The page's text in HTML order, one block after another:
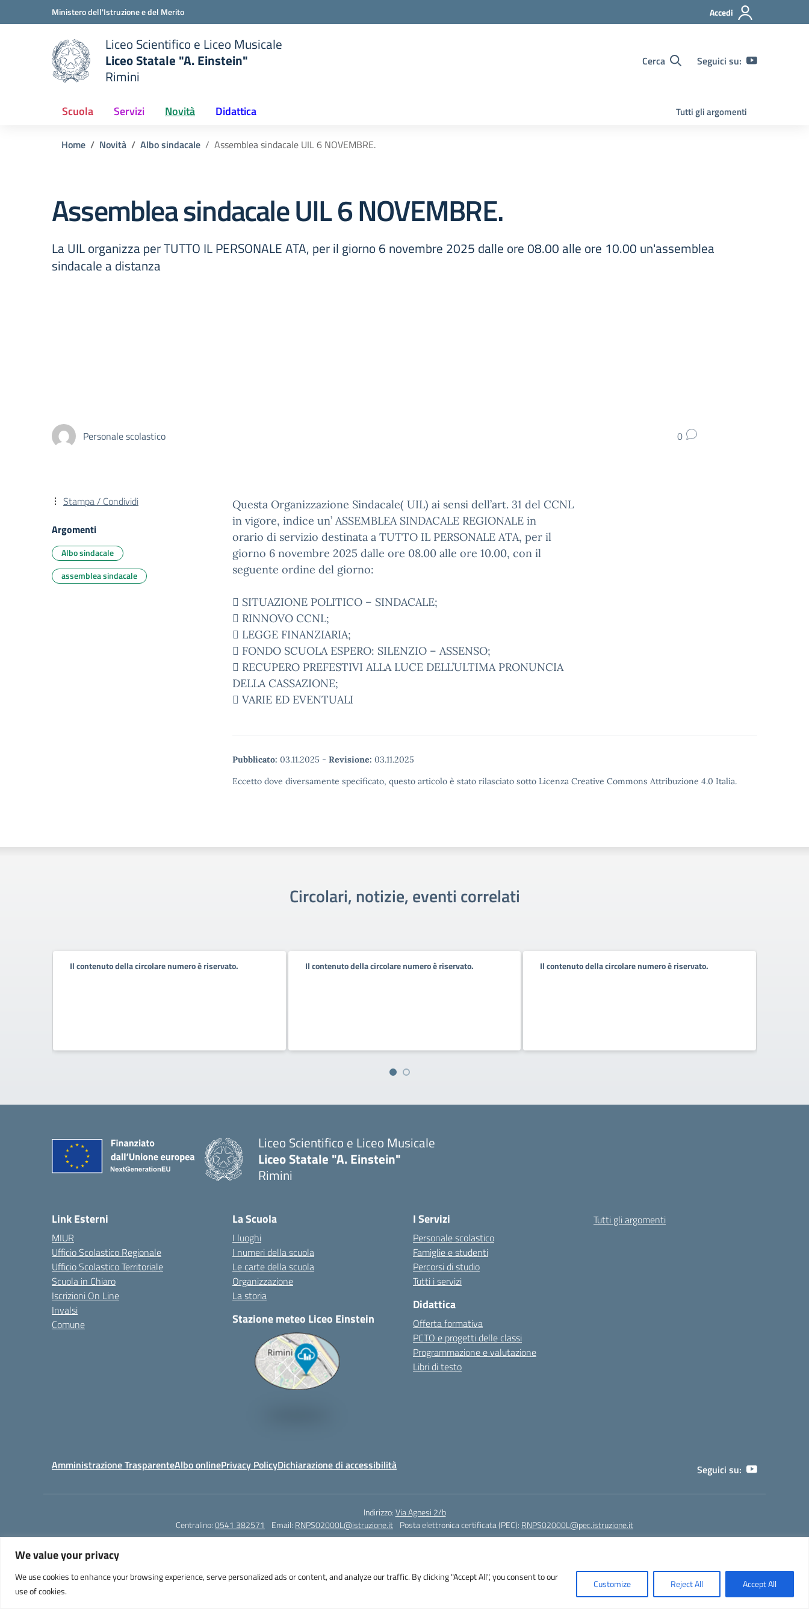
We value your privacy
We use cookies to enhance your browsing experience, serve personalized ads or content, and analyze our traffic. By clicking "Accept All", you consent to our
use of cookies.
Customize Reject All Accept All
Vai ai contenuti
Vai al menu di navigazioneMinistero dell'Istruzione e del Merito Accedi
scuola
Liceo Scientifico e Liceo Musicale
Liceo Statale "A. Einstein"
Rimini
Cerca Seguici su:
Scuola Servizi Novità Didattica Tutti gli argomenti
Home Novità Albo sindacale Assemblea sindacale UIL 6 NOVEMBRE.
Assemblea sindacale UIL 6 NOVEMBRE.
La UIL organizza per TUTTO IL PERSONALE ATA, per il giorno 6 novembre 2025 dalle ore 08.00 alle ore 10.00 un'assemblea
sindacale a distanza
Personale scolastico 0
Questa Organizzazione Sindacale( UIL) ai sensi dell’art. 31 del CCNL
in vigore, indice un’ ASSEMBLEA SINDACALE REGIONALE in
orario di servizio destinata a TUTTO IL PERSONALE ATA, per il
giorno 6 novembre 2025 dalle ore 08.00 alle ore 10.00, con il
seguente ordine del giorno:
 SITUAZIONE POLITICO – SINDACALE;
 RINNOVO CCNL;
 LEGGE FINANZIARIA;
 FONDO SCUOLA ESPERO: SILENZIO – ASSENSO;
 RECUPERO PREFESTIVI ALLA LUCE DELL’ULTIMA PRONUNCIA
DELLA CASSAZIONE;
 VARIE ED EVENTUALI
Pubblicato: 03.11.2025 - Revisione: 03.11.2025
Eccetto dove diversamente specificato, questo articolo è stato rilasciato sotto Licenza Creative Commons Attribuzione 4.0 Italia.
Stampa / Condividi
Argomenti
Albo sindacale
assemblea sindacale
Circolari, notizie, eventi correlati
Il contenuto della circolare numero è riservato. Il contenuto della circolare numero è riservato. Il contenuto della circolare numero è riservato.
Liceo Scientifico e Liceo Musicale
Liceo Statale "A. Einstein"
Rimini
Link Esterni
MIUR
Ufficio Scolastico Regionale
Ufficio Scolastico Territoriale
Scuola in Chiaro
Iscrizioni On Line
Invalsi
Comune
La Scuola
I luoghi
I numeri della scuola
Le carte della scuola
Organizzazione
La storia
Stazione meteo Liceo Einstein
I Servizi
Personale scolastico
Famiglie e studenti
Percorsi di studio
Tutti i servizi
Didattica
Offerta formativa
PCTO e progetti delle classi
Programmazione e valutazione
Libri di testo
Tutti gli argomenti
Amministrazione TrasparenteAlbo onlinePrivacy PolicyDichiarazione di accessibilità Seguici su:
Indirizzo:Via Agnesi 2/b
Centralino:0541 382571 Email: RNPS02000L@istruzione.it Posta elettronica certificata (PEC): RNPS02000L@pec.istruzione.it
Liceo Scientifico e Musicale "A. Einstein" - Via Agnesi 2/b - 47923 Rimini - Tel. +39 0541 382571 – Fax +39 0541 381636 E-mail: RNPS02000L@istruzione.it - segreteria@liceoeinstein.it -